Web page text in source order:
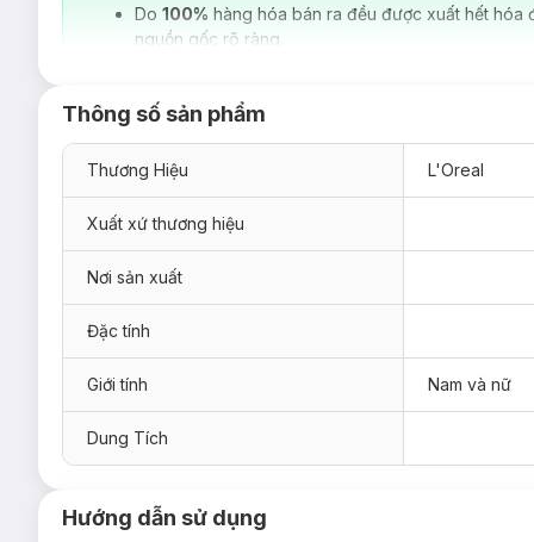
Do 100% hàng hóa bán ra đều được xuất hết hóa
nguồn gốc rõ ràng.
Thông số sản phẩm
Thương Hiệu L'Oreal
Xuất xứ thương hiệu
Nơi sản xuất
Đặc tính
Giới tính Nam và nữ
Dung Tích
Hướng dẫn sử dụng